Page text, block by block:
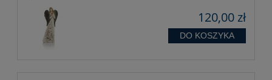
120,00 zł
DO KOSZYKA